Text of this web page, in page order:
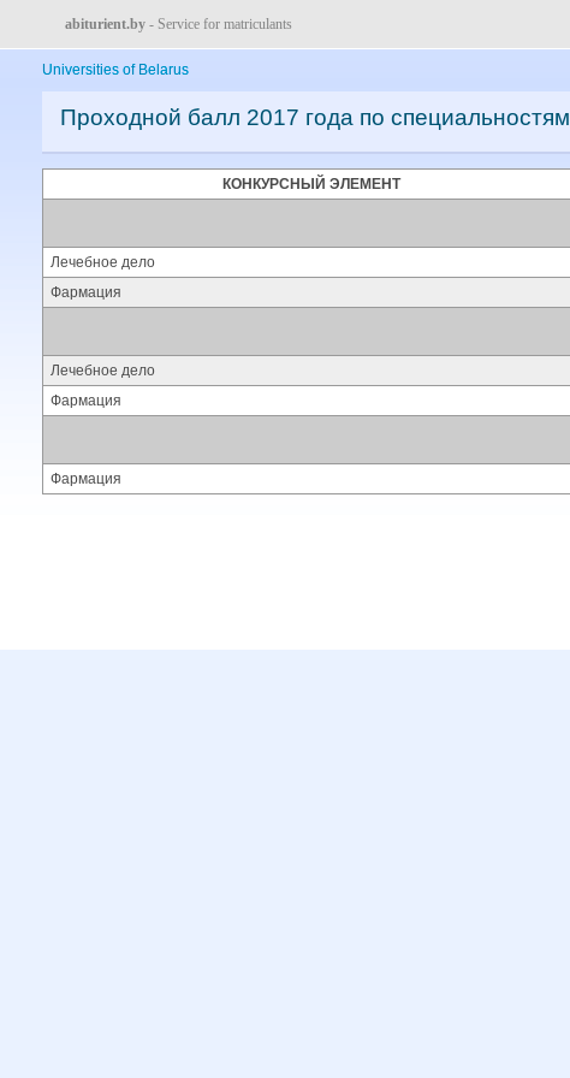
abiturient.by - Service for matriculants
Universities of Belarus
Проходной балл 2017 года по специальностям
КОНКУРСНЫЙ ЭЛЕМЕНТ
Лечебное дело
Фармация
Лечебное дело
Фармация
Фармация